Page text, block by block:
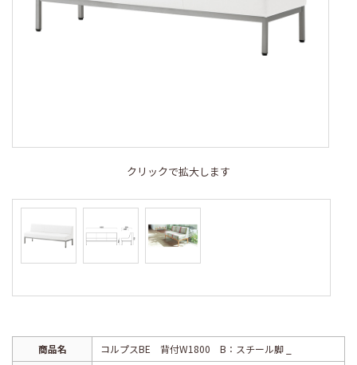
クリックで拡大します
商品名
コルプスBE 背付W1800 B：スチール脚 _